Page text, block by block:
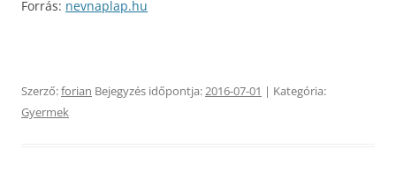
Forrás: nevnaplap.hu
Szerző:forian Bejegyzés időpontja:2016-07-01 | Kategória:
Gyermek